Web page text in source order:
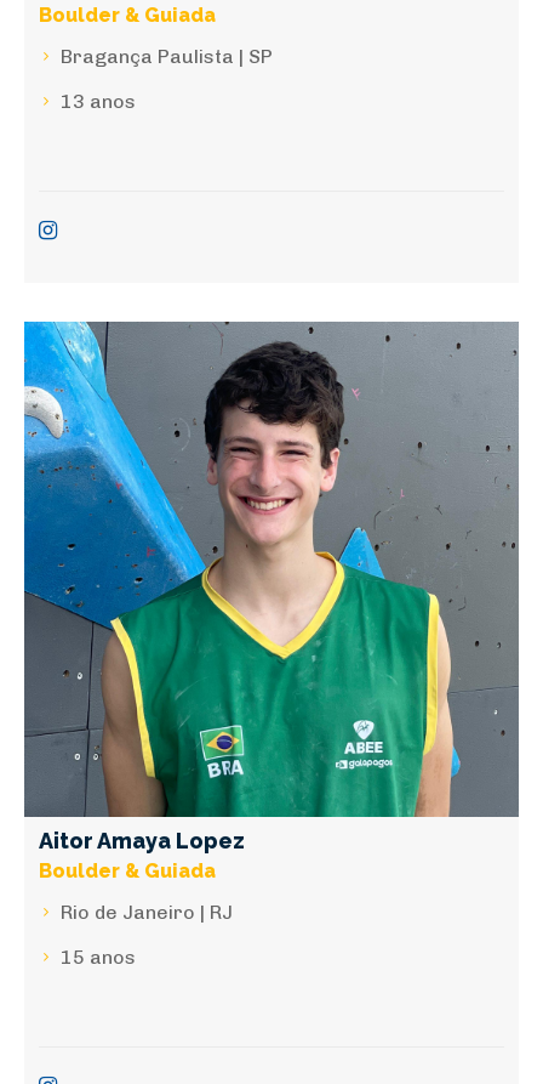
Boulder & Guiada
Bragança Paulista | SP
13 anos
Aitor Amaya Lopez
Boulder & Guiada
Rio de Janeiro | RJ
15 anos